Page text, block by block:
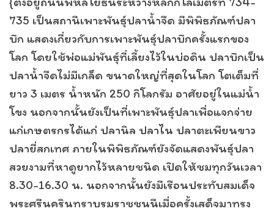
735 เป็นสถานีเพาะพันธุ์ปลาน้ำจืด มีพิพิธภัณฑ์ปลา
บึก แสดงเกี่ยวกับการเพาะพันธุ์ปลาบึกครั้งแรกของ
โลก โดยใช้พ่อแม่พันธุ์ที่เลี้ยงไว้ในบ่อดิน ปลาบึกเป็น
ปลาน้ำจืดไม่มีเกล็ด ขนาดใหญ่ที่สุดในโลก โตเต็มที่
ยาว 3 เมตร น้ำหนัก 250 กิโลกรัม อาศัยอยู่ในแม่น้ำ
โขง นอกจากนั้นยังเป็นที่เพาะพันธุ์ปลาเพื่อแจกจ่าย
แก่เกษตรกรได้แก่ ปลานิล ปลาไน ปลาตะเพียนขาว
ปลายี่สกเทศ ภายในพิพิธภัณฑ์ยังจัดแสดงพันธุ์ปลา
สวยงามที่หาดูยากไว้หลายชนิด เปิดให้ชมทุกวันเวลา
8.30-16.30 น. นอกจากนั้นยังมีเรือนประทับสมเด็จ
พระศรีนครินทราบรมราชชนนีเมื่อครั้งเสด็จมาทรง